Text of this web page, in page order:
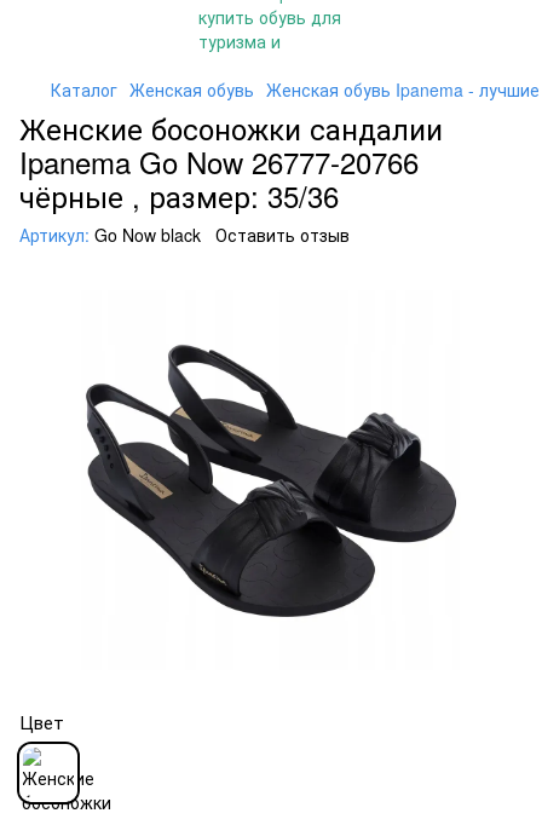
Каталог Женская обувь Женская обувь Ipanema -
Женские босоножки сандалии
Ipanema Go Now 26777-20766
чёрные , размер: 35/36
Артикул: Go Now black Оставить отзыв
Цвет